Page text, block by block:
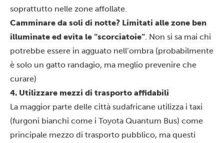
soprattutto nelle zone affollate.
Camminare da soli di notte? Limitati alle zone ben
illuminate ed evita le “scorciatoie”. Non si sa mai chi
potrebbe essere in agguato nell’ombra (probabilmente
è solo un gatto randagio, ma meglio prevenire che
curare)
4. Utilizzare mezzi di trasporto affidabili
La maggior parte delle città sudafricane utilizza i taxi
(furgoni bianchi come i Toyota Quantum Bus) come
principale mezzo di trasporto pubblico, ma questi